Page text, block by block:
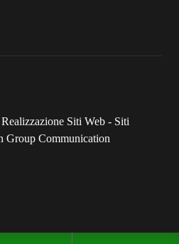
Realizzazione Siti Web- Siti
Group Communication